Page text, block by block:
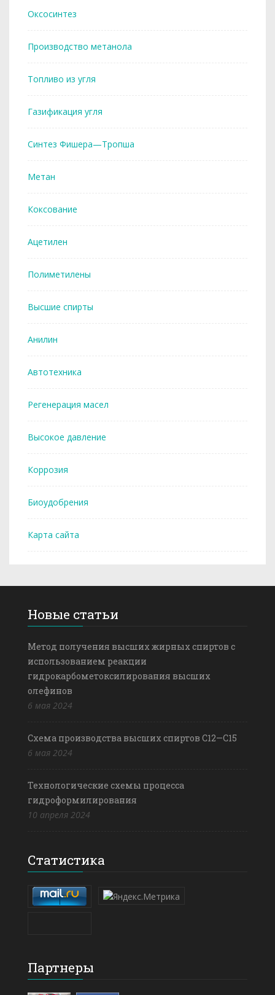
Оксосинтез
Производство метанола
Топливо из угля
Газификация угля
Синтез Фишера—Тропша
Метан
Коксование
Ацетилен
Полиметилены
Высшие спирты
Анилин
Автотехника
Регенерация масел
Высокое давление
Коррозия
Биоудобрения
Карта сайта
Новые статьи
Метод получения высших жирных спиртов с
использованием реакции
гидрокарбометоксилирования высших
олефинов
6 мая 2024
Схема производства высших спиртов С12—С15
6 мая 2024
Технологические схемы процесса
гидроформилирования
10 апреля 2024
Статистика
Партнеры